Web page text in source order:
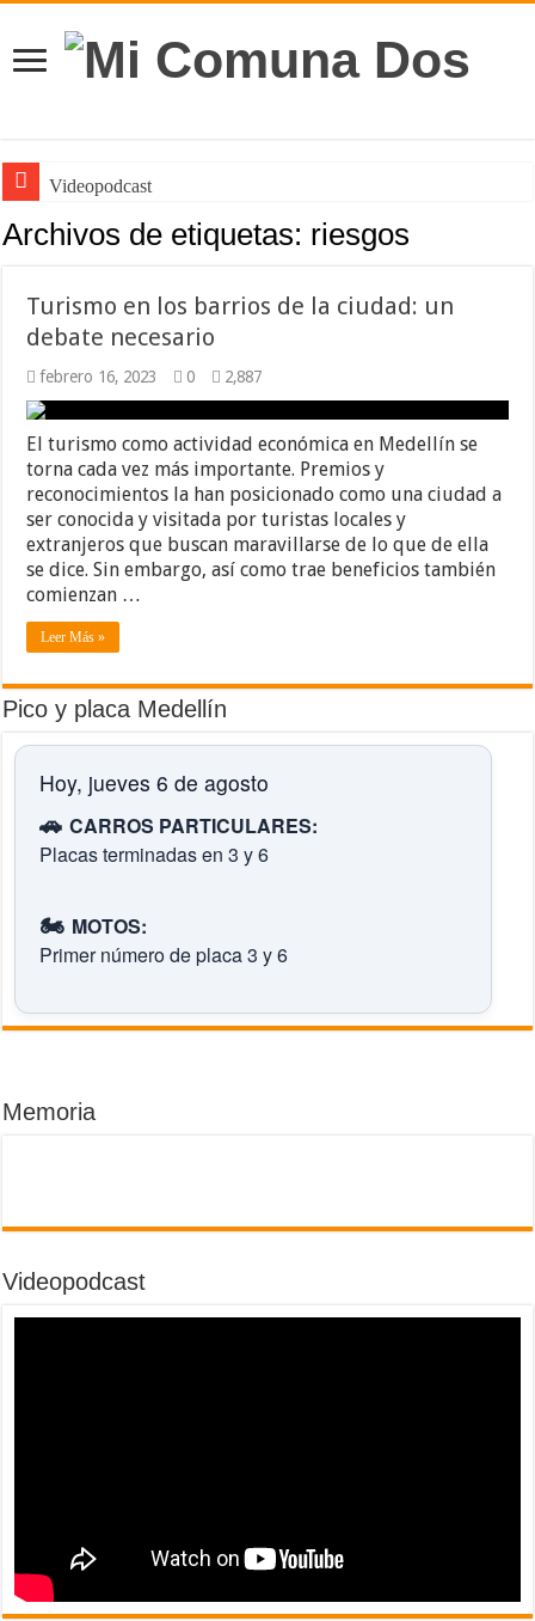
Videopodcast
Archivos de etiquetas: riesgos
Turismo en los barrios de la ciudad: un
debate necesario
febrero 16, 2023 0 2,887
El turismo como actividad económica en Medellín se
torna cada vez más importante. Premios y
reconocimientos la han posicionado como una ciudad a
ser conocida y visitada por turistas locales y
extranjeros que buscan maravillarse de lo que de ella
se dice. Sin embargo, así como trae beneficios también
comienzan …
Leer Más »
Pico y placa Medellín
Hoy, jueves 6 de agosto
🚗 CARROS PARTICULARES:
Placas terminadas en 3 y 6
🏍️ MOTOS:
Primer número de placa 3 y 6
Memoria
Videopodcast